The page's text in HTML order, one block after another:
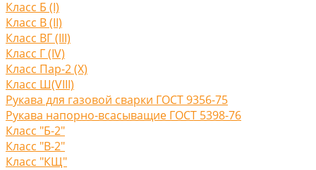
Класс Б (I)
Класс В (II)
Класс ВГ (III)
Класс Г (IV)
Класс Пар-2 (X)
Класс Ш(VIII)
Рукава для газовой сварки ГОСТ 9356-75
Рукава напорно-всасыващие ГОСТ 5398-76
Класс "Б-2"
Класс "В-2"
Класс "КЩ"